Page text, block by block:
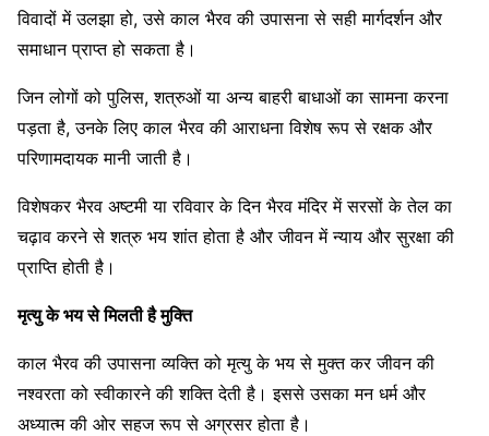
विवादों में उलझा हो, उसे काल भैरव की उपासना से सही मार्गदर्शन और
समाधान प्राप्त हो सकता है।
जिन लोगों को पुलिस, शत्रुओं या अन्य बाहरी बाधाओं का सामना करना
पड़ता है, उनके लिए काल भैरव की आराधना विशेष रूप से रक्षक और
परिणामदायक मानी जाती है।
विशेषकर भैरव अष्टमी या रविवार के दिन भैरव मंदिर में सरसों के तेल का
चढ़ाव करने से शत्रु भय शांत होता है और जीवन में न्याय और सुरक्षा की
प्राप्ति होती है।
मृत्यु के भय से मिलती है मुक्ति
काल भैरव की उपासना व्यक्ति को मृत्यु के भय से मुक्त कर जीवन की
नश्वरता को स्वीकारने की शक्ति देती है। इससे उसका मन धर्म और
अध्यात्म की ओर सहज रूप से अग्रसर होता है।